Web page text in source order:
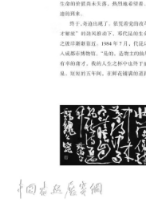
百
例